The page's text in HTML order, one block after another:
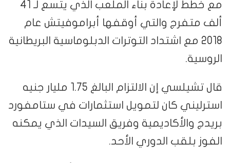
مع خطط لإعادة بناء الملعب الذي يتسع لـ 41
ألف متفرج والتي أوقفها أبراموفيتش عام
2018 مع اشتداد التوترات الدبلوماسية البريطانية
الروسية.
قال تشيلسي إن الالتزام البالغ 1.75 مليار جنيه
استرليني كان لتمويل استثمارات في ستامفورد
بريدج والأكاديمية وفريق السيدات الذي يمكنه
الفوز بلقب الدوري الأحد.